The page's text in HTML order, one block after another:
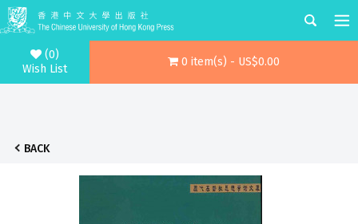
(0)
Wish List
0 item(s) - US$0.00
BACK